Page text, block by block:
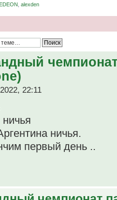
alexden
22:11
ничья.
первый день ..